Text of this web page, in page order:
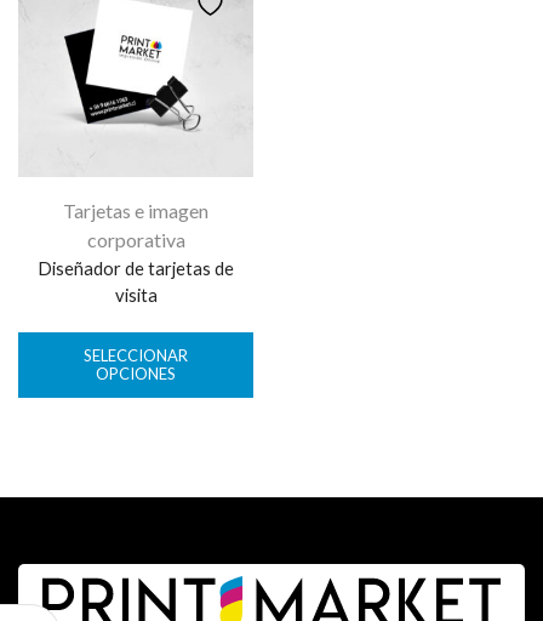
Tarjetas e imagen
corporativa
Diseñador de tarjetas de
visita
SELECCIONAR
OPCIONES